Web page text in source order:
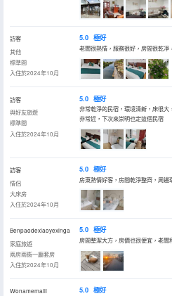
訪客
其他
標準間
入住於2024年10月
5.0 極好
老闆很熱情，服務很好，房間很乾
訪客
與好友旅遊
標準間
入住於2024年10月
5.0 極好
非常乾淨的民宿，環境清新，床很
非常近，下次來崇明也定這個民宿
訪客
情侶
大床房
入住於2024年10月
5.0 極好
房東熱情好客，房間乾淨整齊，周
Benpaodexiaoyexinga
家庭旅遊
兩房兩衞一廳套房
入住於2024年10月
5.0 極好
房間整潔大方，房價也很便宜，老闆
Wonamemaili
5.0 極好